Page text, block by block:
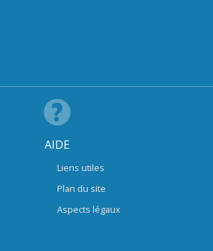
AIDE
Liens utiles
Plan du site
Aspects légaux